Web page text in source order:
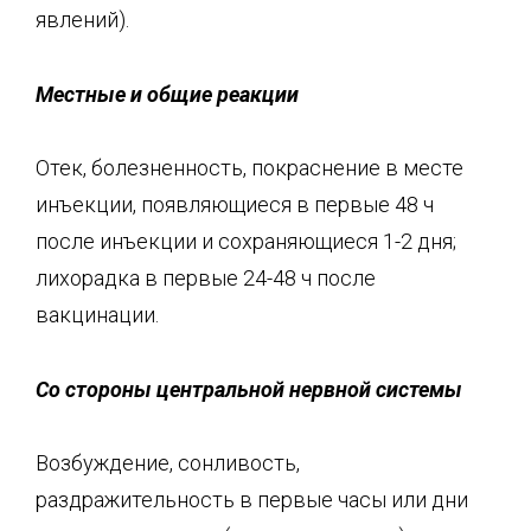
явлений).
Местные и общие реакции
Отек, болезненность, покраснение в месте
инъекции, появляющиеся в первые 48 ч
после инъекции и сохраняющиеся 1-2 дня;
лихорадка в первые 24-48 ч после
вакцинации.
Со стороны центральной нервной системы
Возбуждение, сонливость,
раздражительность в первые часы или дни